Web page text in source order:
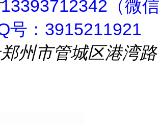
13393712342（微信
号：3915211921
郑州市管城区港湾路